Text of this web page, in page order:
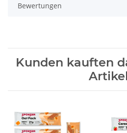
Bewertungen
Kunden kauften